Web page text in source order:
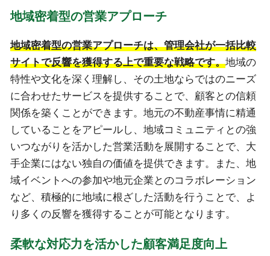
地域密着型の営業アプローチ
地域密着型の営業アプローチは、管理会社が一括比較
サイトで反響を獲得する上で重要な戦略です。地域の
特性や文化を深く理解し、その土地ならではのニーズ
に合わせたサービスを提供することで、顧客との信頼
関係を築くことができます。地元の不動産事情に精通
していることをアピールし、地域コミュニティとの強
いつながりを活かした営業活動を展開することで、大
手企業にはない独自の価値を提供できます。また、地
域イベントへの参加や地元企業とのコラボレーション
など、積極的に地域に根ざした活動を行うことで、よ
り多くの反響を獲得することが可能となります。
柔軟な対応力を活かした顧客満足度向上